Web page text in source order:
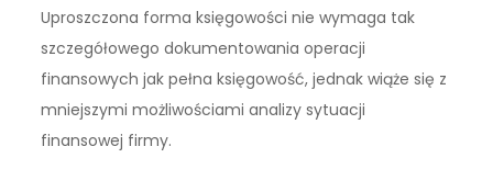
Uproszczona forma księgowości nie wymaga tak
szczegółowego dokumentowania operacji
finansowych jak pełna księgowość, jednak wiąże się z
mniejszymi możliwościami analizy sytuacji
finansowej firmy.